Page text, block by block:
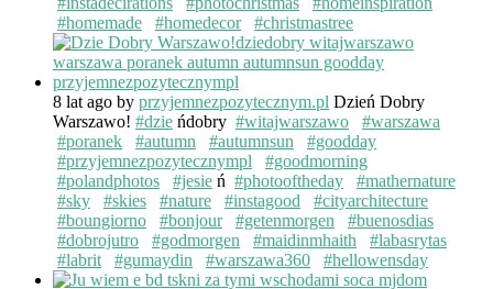
#homemade
#homedecor #christmastree
8 lat ago by przyjemnezpozytecznym.pl Dzień Dobry
Warszawo! #dzie ńdobry #witajwarszawo
#warszawa
#poranek
#autumn #autumnsun
#goodday
#przyjemnezpozytecznympl
#goodmorning
#polandphotos
#jesie ń #photooftheday
#mathernature
#sky
#skies #nature #instagood
#cityarchitecture
#boungiorno
#bonjour #getenmorgen
#buenosdias
#dobrojutro
#godmorgen #maidinmhaith
#labasrytas
#labrit
#gumaydin #warszawa360 #hellowensday